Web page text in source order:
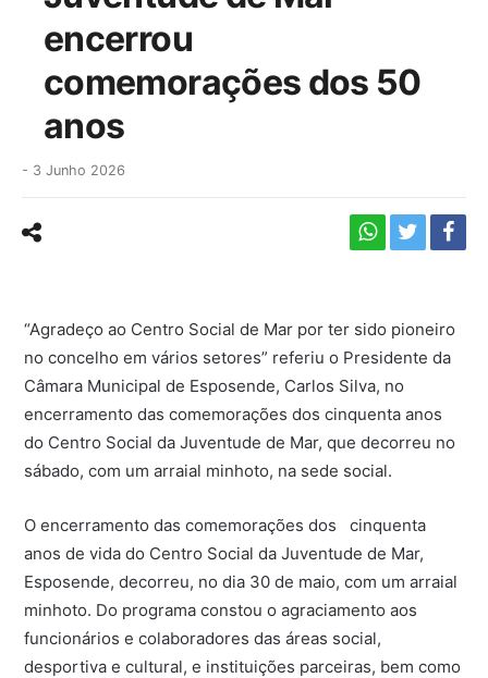
encerrou
comemorações dos 50
anos
- 3 Junho 2026
“Agradeço ao Centro Social de Mar por ter sido pioneiro
no concelho em vários setores” referiu o Presidente da
Câmara Municipal de Esposende, Carlos Silva, no
encerramento das comemorações dos cinquenta anos
do Centro Social da Juventude de Mar, que decorreu no
sábado, com um arraial minhoto, na sede social.
O encerramento das comemorações dos cinquenta
anos de vida do Centro Social da Juventude de Mar,
Esposende, decorreu, no dia 30 de maio, com um arraial
minhoto. Do programa constou o agraciamento aos
funcionários e colaboradores das áreas social,
desportiva e cultural, e instituições parceiras, bem como